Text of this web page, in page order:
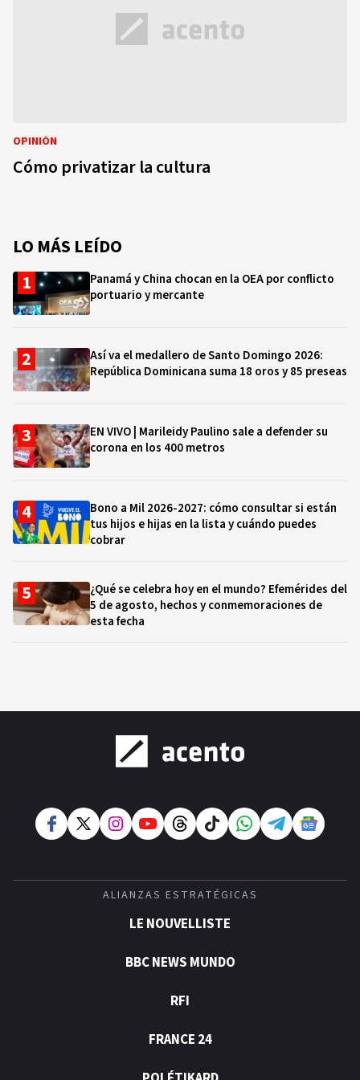
OPINIÓN
Cómo privatizar la cultura
LO MÁS LEÍDO
Panamá y China chocan en la OEA por conflicto
portuario y mercante
Así va el medallero de Santo Domingo 2026:
República Dominicana suma 18 oros y 85 preseas
EN VIVO | Marileidy Paulino sale a defender su
corona en los 400 metros
Bono a Mil 2026-2027: cómo consultar si están
tus hijos e hijas en la lista y cuándo puedes
cobrar
¿Qué se celebra hoy en el mundo? Efemérides del
5 de agosto, hechos y conmemoraciones de
esta fecha
ALIANZAS ESTRATÉGICAS
LE NOUVELLISTE
BBC NEWS MUNDO
RFI
FRANCE 24